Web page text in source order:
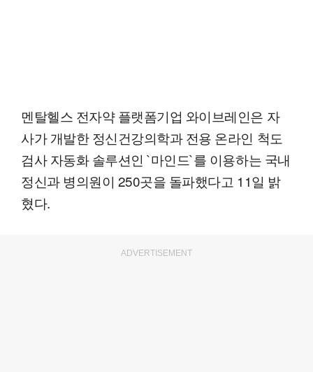
멘탈헬스 전자약 플랫폼기업 와이브레인은 자
사가 개발한 정신건강의학과 전용 온라인 척도
검사 자동화 솔루션인 `마인드`를 이용하는 국내
정신과 병의원이 250곳을 돌파했다고 11일 밝
혔다.
ADVERTISEMENT